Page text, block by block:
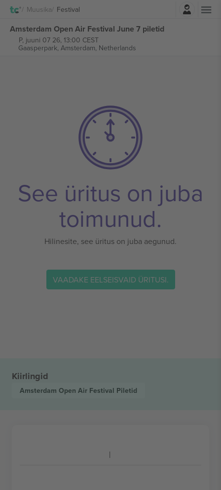
Muusika Festival
Amsterdam Open Air Festival June 7 piletid
P, juuni 07 26, 13:00 CEST
Gaasperpark, Amsterdam, Netherlands
See üritus on juba
toimunud.
Hilinesite, see üritus on juba aegunud.
VAADAKE EELSEISVAID ÜRITUSI.
Kiirlingid
Amsterdam Open Air Festival Piletid